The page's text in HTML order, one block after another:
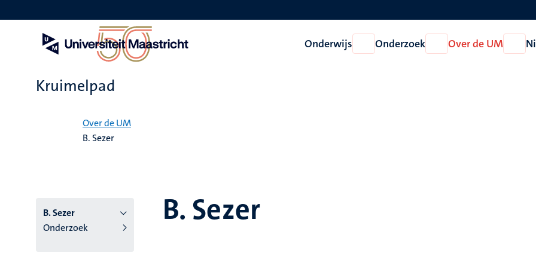
en
Onderwijs
Open
Onderwijs
Onderzoek
Open
Onderzoek
Over de UM
Open
Over
Kruimelpad
Over de UM
B. Sezer
B. Sezer
Onderzoek
B. Sezer